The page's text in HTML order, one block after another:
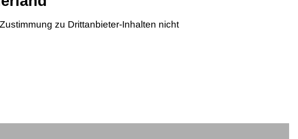
zu Drittanbieter-Inhalten nicht